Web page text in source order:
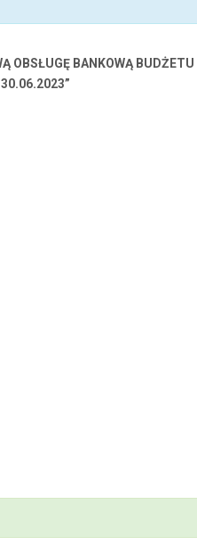
OBSŁUGĘ BANKOWĄ BUDŻETU